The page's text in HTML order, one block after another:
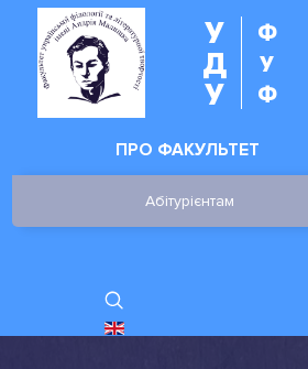
У
Д
У
Ф
У
Ф
ПРО ФАКУЛЬТЕТ
Абітурієнтам
ОБЕРІТЬ СВОЮ МОВУ